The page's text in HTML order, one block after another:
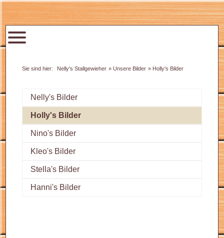
Nelly's Stallgewieher Unsere Bilder Holly's Bilder
überspringen
Nelly's Bilder
Holly's Bilder
Nino's Bilder
Kleo's Bilder
Stella's Bilder
Hanni's Bilder